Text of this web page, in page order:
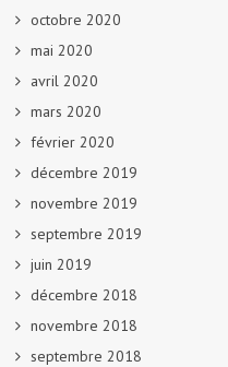
octobre 2020
mai 2020
avril 2020
mars 2020
février 2020
décembre 2019
novembre 2019
septembre 2019
juin 2019
décembre 2018
novembre 2018
septembre 2018